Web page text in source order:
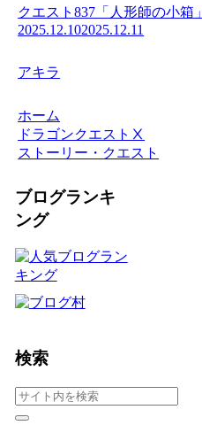
クエスト837「人形師の小箱」
2025.12.102025.12.11
アキラ
ホーム
ドラゴンクエストⅩ
ストーリー・クエスト
ブログランキ
ング
検索